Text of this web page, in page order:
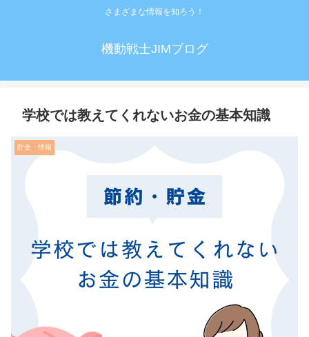
さまざまな情報を知ろう！
機動戦士JIMブログ
学校では教えてくれないお金の基本知識
貯金・情報